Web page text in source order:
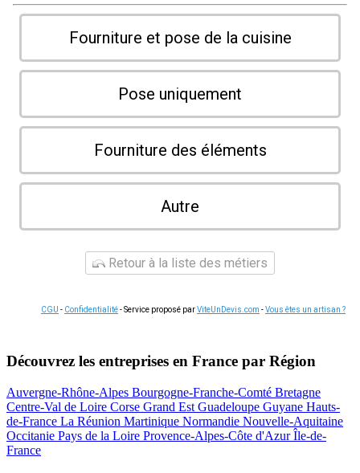
Fourniture et pose de la cuisine
Pose uniquement
Fourniture des éléments
Autre
Retour à la liste des métiers
CGU - Confidentialité- Service proposé parViteUnDevis.com -Vous êtes un artisan ?
Découvrez les entreprises en France par Région
Auvergne-Rhône-Alpes Bourgogne-Franche-Comté Bretagne
Centre-Val de Loire Corse Grand Est Guadeloupe Guyane Hauts-
de-France La Réunion Martinique Normandie Nouvelle-Aquitaine
Occitanie Pays de la Loire Provence-Alpes-Côte d'AzurÎle-de-
France